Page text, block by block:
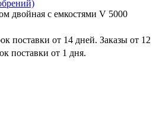
двойная с емкостями V 5000
поставки от 14 дней. Заказы от 12
поставки от 1 дня.